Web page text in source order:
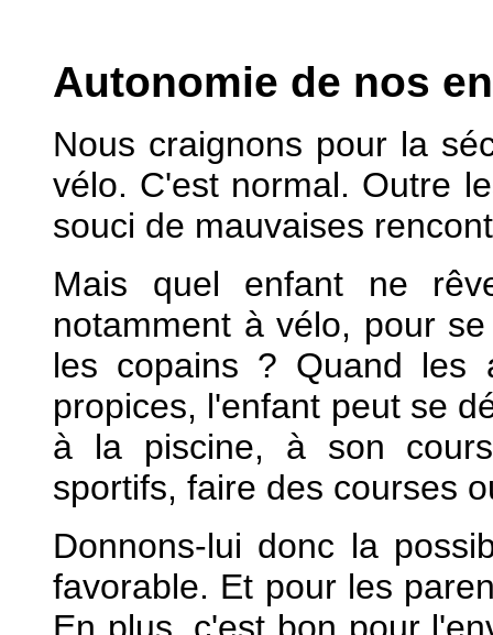
Autonomie de nos
Nous craignons pour la
vélo. C'est normal. Outre
souci de mauvaises
Mais quel enfant ne
notamment à vélo, pour
les copains ? Quand les
propices, l'enfant peut se
à la piscine, à son
sportifs, faire des courses
Donnons-lui donc la
favorable. Et pour les